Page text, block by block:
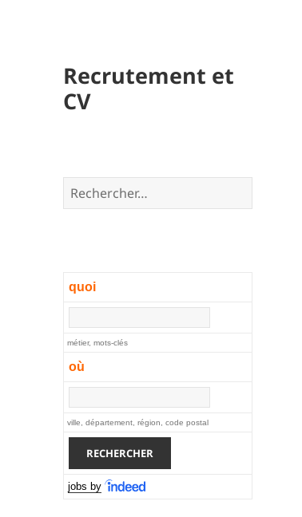
Recrutement et
CV
Rechercher :
quoi
métier, mots-clés
où
ville, département, région, code postal
jobs by